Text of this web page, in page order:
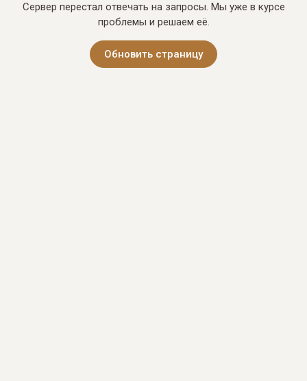
Сервер перестал отвечать на запросы. Мы уже в курсе
проблемы и решаем её.
Обновить страницу